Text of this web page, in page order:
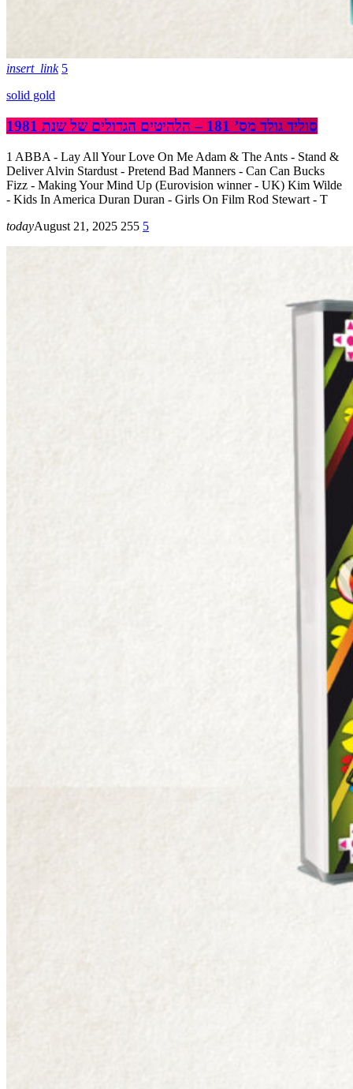
insert_link 5
solid gold
סוליד גולד מס’ 181 – הלהיטים הגדולים של שנת 1981
1 ABBA - Lay All Your Love On Me Adam & The Ants - Stand &
Deliver Alvin Stardust - Pretend Bad Manners - Can Can Bucks
Fizz - Making Your Mind Up (Eurovision winner - UK) Kim Wilde
- Kids In America Duran Duran - Girls On Film Rod Stewart - T
todayAugust 21, 2025 255 5